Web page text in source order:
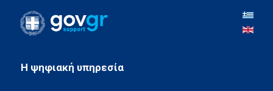
H ψηφιακή υπηρεσία